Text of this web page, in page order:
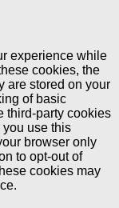
experience while
cookies, the
are stored on your
of basic
third-party cookies
use this
browser only
to opt-out of
cookies may